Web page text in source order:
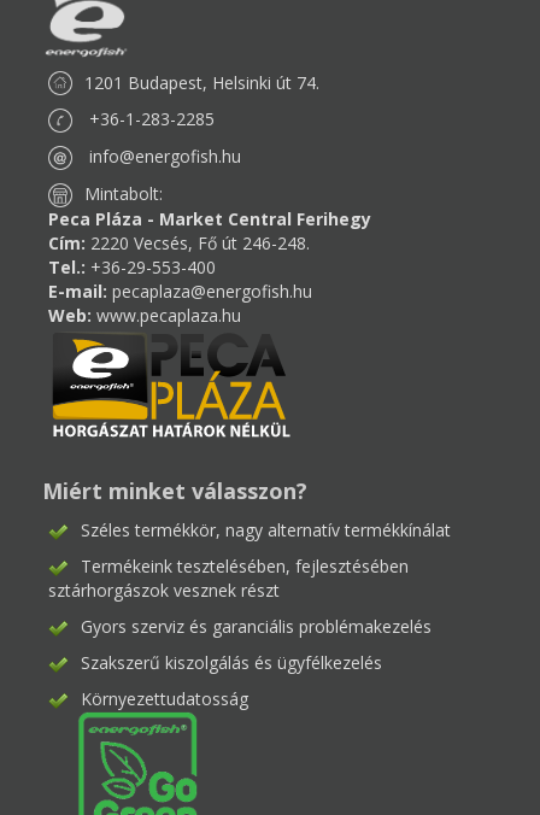
1201 Budapest, Helsinki út 74.
+36-1-283-2285
info@energofish.hu
Mintabolt:
Peca Pláza - Market Central Ferihegy
Cím: 2220 Vecsés, Fő út 246-248.
Tel.: +36-29-553-400
E-mail: pecaplaza@energofish.hu
Web: www.pecaplaza.hu
Miért minket válasszon?
Széles termékkör, nagy alternatív termékkínálat
Termékeink tesztelésében, fejlesztésében
sztárhorgászok vesznek részt
Gyors szerviz és garanciális problémakezelés
Szakszerű kiszolgálás és ügyfélkezelés
Környezettudatosság